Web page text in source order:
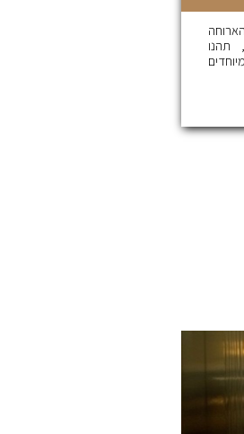
תהנו